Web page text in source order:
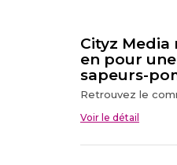
Cityz
en pour
sapeurs-
Retrouvez le
Voir le détail